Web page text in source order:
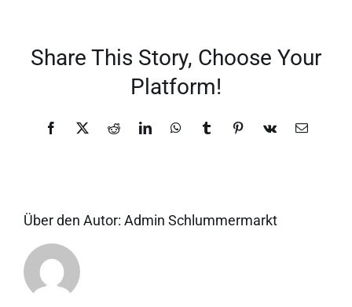
Share This Story, Choose Your
Platform!
Facebook
X RedditLinkedInWhatsAppTumblrPinterest
Vk
E-
Über den Autor: Admin Schlummermarkt